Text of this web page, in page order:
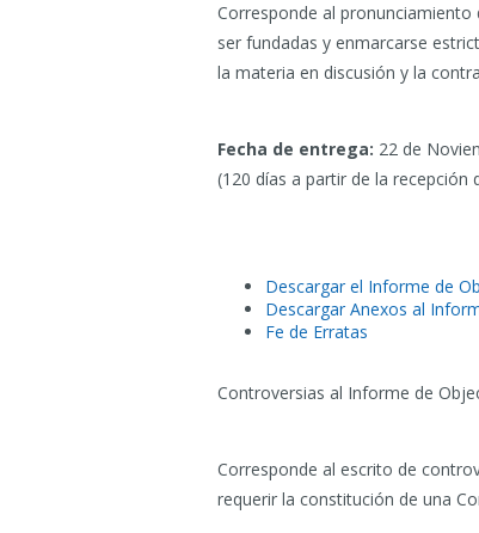
Corresponde al
ser fundadas y enmarcarse
la materia en discusión y la
Fecha de entrega: 22 de
(120 días a partir de la recepción
Descargar el Informe de
Descargar Anexos al
Fe de Erratas
Controversias al Informe de
Corresponde al escrito de
requerir la constitución de una